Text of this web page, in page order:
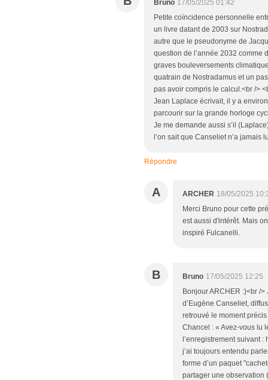
Bruno 17/05/2025 01:42
Petite coïncidence personnelle
un livre datant de 2003 sur
autre que le pseudonyme de
question de l’année 2032 comme
graves bouleversements
quatrain de Nostradamus et un
pas avoir compris le calcul.<br />
Jean Laplace écrivait, il y a
parcourir sur la grande horloge
Je me demande aussi s’il
l’on sait que Canseliet n’a jamais
Répondre
A ARCHER 18/05/2025
Merci Bruno pour cette
est aussi d'intérêt. Mais
inspiré Fulcanelli.
B Bruno 17/05/2025 12:25
Bonjour ARCHER :)<br /
d’Eugène Canseliet,
retrouvé le moment
Chancel : « Avez-vous lu
l’enregistrement suivant
j’ai toujours entendu
forme d’un paquet
partager une observation